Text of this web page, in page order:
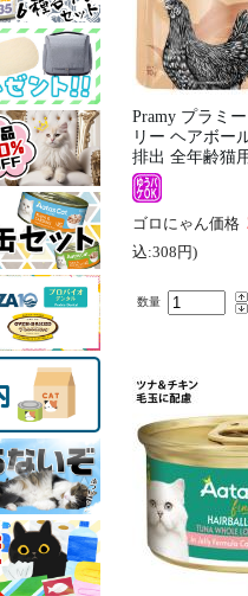
Pramy プラミ
リー ヘアボー
排出 全年齢猫
ゴロにゃん価格
込:308円)
数量